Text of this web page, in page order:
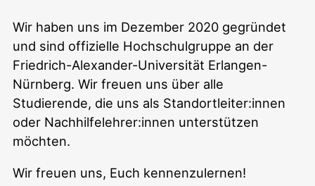
Wir haben uns im Dezember 2020 gegründet
und sind offizielle Hochschulgruppe an der
Friedrich-Alexander-Universität Erlangen-
Nürnberg. Wir freuen uns über alle
Studierende, die uns als Standortleiter:innen
oder Nachhilfelehrer:innen unterstützen
möchten.
Wir freuen uns, Euch kennenzulernen!